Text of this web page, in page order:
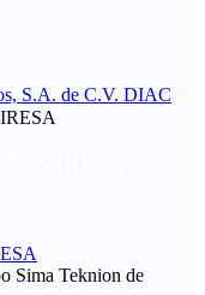
S.A. de C.V. DIAC